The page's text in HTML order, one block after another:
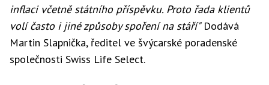
inflaci včetně státního příspěvku. Proto řada klientů
volí často i jiné způsoby spoření na stáří"Dodává
Martin Slapnička, ředitel ve švýcarské poradenské
společnosti Swiss Life Select.